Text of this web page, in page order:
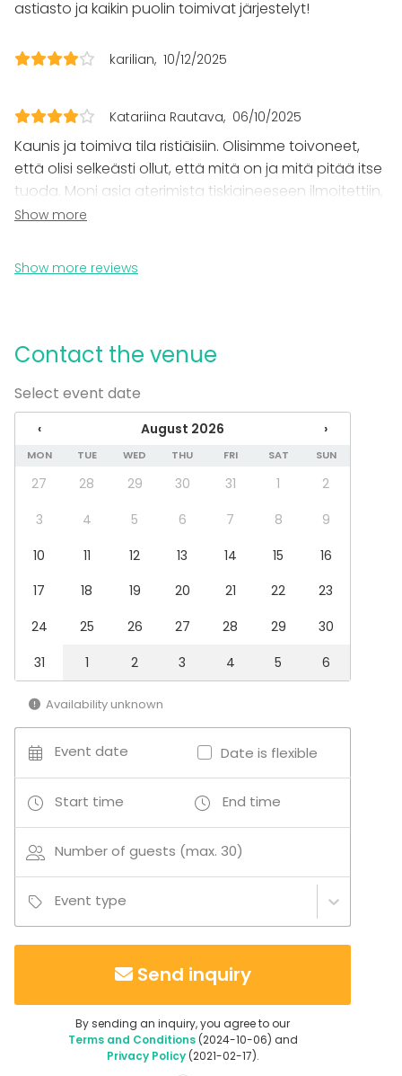
Fair / Exhibition
Recreation
Christmas Party
Venue type
Banquet hall
Multi-purpose event space
Meeting room
- Valittavissa kultaiset tai mustat aterimet, molempia
16kpl
- Koristeellisemmat viini- ja kuohuviinialasit 16 kpl
- 4 erilaista astiastoa, jotka toimivat myös tyylillisesti
mixattuna keskenään.
- Tumman harmaa / musta astiasto 8 kpl –
ruokalautaset, laakeat syvät lautaset &
- Merensininen astiasto 8kpl – ruokalautaset, laakeat
tarjoiluastioita
– Turkoosi astiasto 8 kpl – ruokalautaset, keittokulhot,
pyydettäessä kaikkia löytyy 8kpl.
– Harmaa astiasto 8 kpl – ruokalautaset, laakeat
harmaat, leipälautaset + samaa tyyliä tummemmat
keittokulhot. Juhlatilalla kaikkia 4kpl, mutta etukäteen
pyydettäessä kaikkia löytyy 8kpl.
-Erilaisia kulhoja, tarjottimia, jättitarjoilulautasia ym.
- Mikro
- Kahvinkeitin ja vedenkeitin
- Astianpesukone
astiasto ja kaikin puolin toimivat järjestelyt!
karilian 10/12/2025
Katariina Rautava 06/10/2025
Kaunis ja toimiva tila ristiäisiin. Olisimme toivoneet,
että olisi selkeästi ollut, että mitä on ja mitä pitää itse
tuoda. Moni asia aterimista tiskiaineeseen ilmoitettiin,
että löytyy tilasta, mm. Kahvi loppuikin kesken, eikä
juoksemaan kaupasta näitä lisää.
Show more
Show more reviews
Contact the venue
Select event date
‹ August 2026 ›
MON TUE WED THU FRI SAT SUN
27 28 29 30 31 1
2
3
4 5 6 7 8
9
10
11 12 13 14 15
16
17
18 19 20 21 22
23
24
25 26 27 28 29
30
31
1 2 3 4 5 6
Availability unknown
Event date Date is flexible
Start time End time
Number of guests (max. 30)
Event type
Send inquiry
By sending an inquiry, you agree to our
Terms and Conditions(2024-10-06) and
Privacy Policy(2021-02-17).